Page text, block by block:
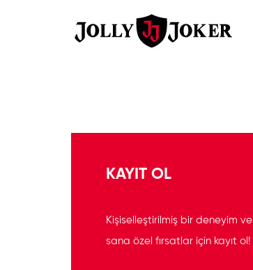
KAYIT OL
Kişiselleştirilmiş bir deneyim ve
sana özel fırsatlar için kayıt ol!